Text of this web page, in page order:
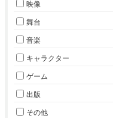
映像
舞台
音楽
キャラクター
ゲーム
出版
その他